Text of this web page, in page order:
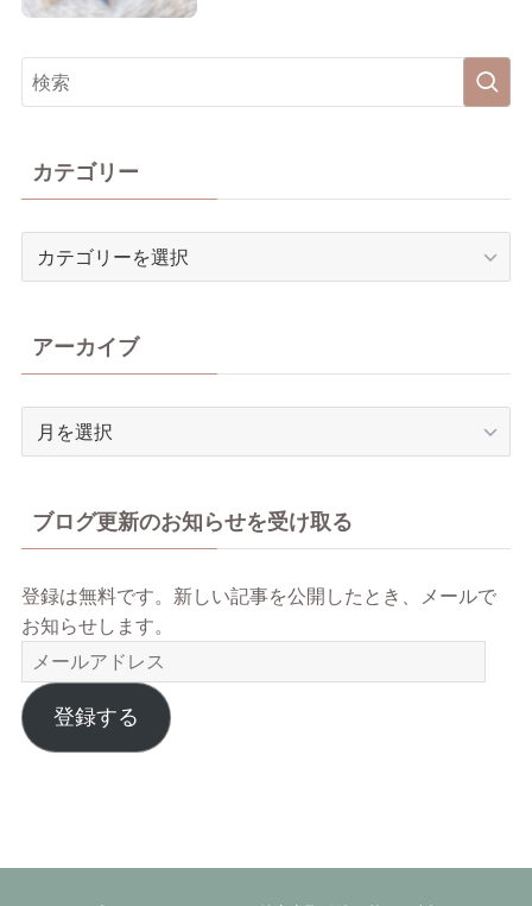
カテゴリー
ー
アーカイブ
ブ
ブログ更新のお知らせを受け取る
登録は無料です。新しい記事を公開したとき、メールで
お知らせします。
メ
ー
ル
ア
登録する